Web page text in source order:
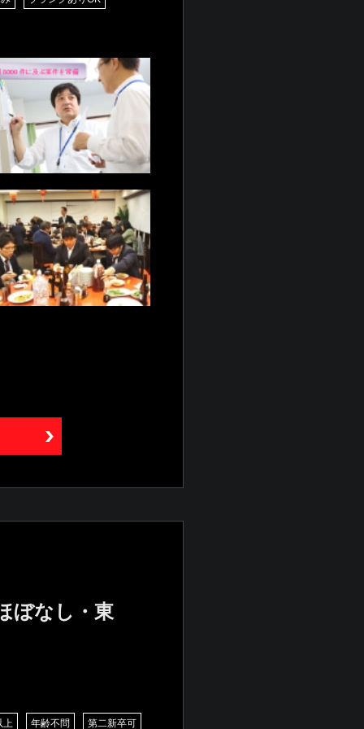
ぼなし・東
上 年齢不問 第二新卒可